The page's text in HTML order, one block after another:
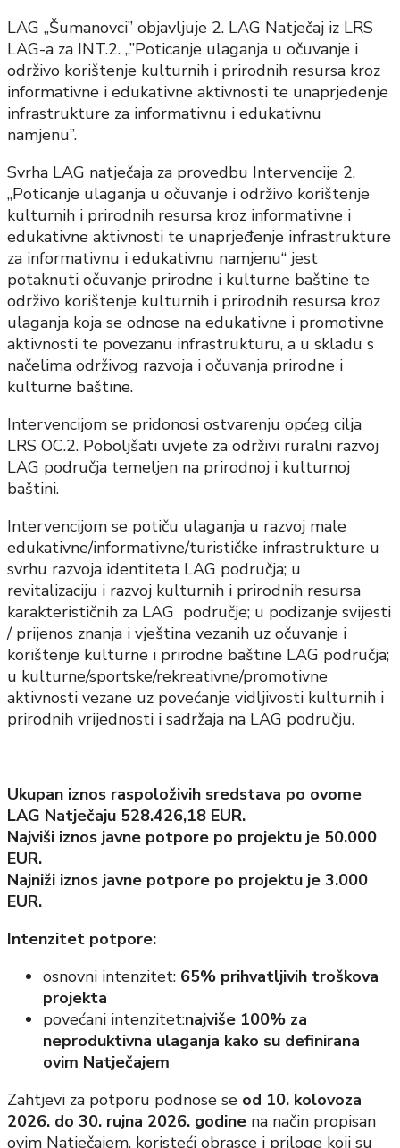
LAG „Šumanovci” objavljuje 2. LAG Natječaj iz LRS
LAG-a za INT.2. „”Poticanje ulaganja u očuvanje i
održivo korištenje kulturnih i prirodnih resursa kroz
informativne i edukativne aktivnosti te unaprjeđenje
infrastrukture za informativnu i edukativnu
namjenu”.
Svrha LAG natječaja za provedbu Intervencije 2.
,,Poticanje ulaganja u očuvanje i održivo korištenje
kulturnih i prirodnih resursa kroz informativne i
edukativne aktivnosti te unaprjeđenje infrastrukture
za informativnu i edukativnu namjenu“ jest
potaknuti očuvanje prirodne i kulturne baštine te
održivo korištenje kulturnih i prirodnih resursa kroz
ulaganja koja se odnose na edukativne i promotivne
aktivnosti te povezanu infrastrukturu, a u skladu s
načelima održivog razvoja i očuvanja prirodne i
kulturne baštine.
Intervencijom se pridonosi ostvarenju općeg cilja
LRS OC.2. Poboljšati uvjete za održivi ruralni razvoj
LAG područja temeljen na prirodnoj i kulturnoj
baštini.
Intervencijom se potiču ulaganja u razvoj male
edukativne/informativne/turističke infrastrukture u
svrhu razvoja identiteta LAG područja; u
revitalizaciju i razvoj kulturnih i prirodnih resursa
karakterističnih za LAG područje; u podizanje svijesti
/ prijenos znanja i vještina vezanih uz očuvanje i
korištenje kulturne i prirodne baštine LAG područja;
u kulturne/sportske/rekreativne/promotivne
aktivnosti vezane uz povećanje vidljivosti kulturnih i
prirodnih vrijednosti i sadržaja na LAG području.
Ukupan iznos raspoloživih sredstava po ovome
LAG Natječaju 528.426,18 EUR.
Najviši iznos javne potpore po projektu je 50.000
EUR.
Najniži iznos javne potpore po projektu je 3.000
EUR.
Intenzitet potpore:
osnovni intenzitet: 65% prihvatljivih troškova
projekta
povećani intenzitet:najviše 100% za
neproduktivna ulaganja kako su definirana
ovim Natječajem
Zahtjevi za potporu podnose se od 10. kolovoza
2026. do 30. rujna 2026. godine na način propisan
ovim Natječajem, koristeći obrasce i priloge koji su